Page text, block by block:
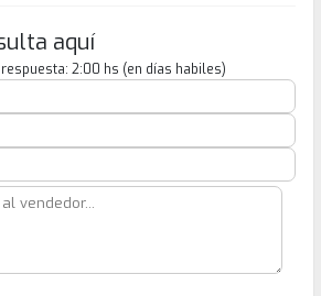
aquí
2:00 hs (en días habiles)